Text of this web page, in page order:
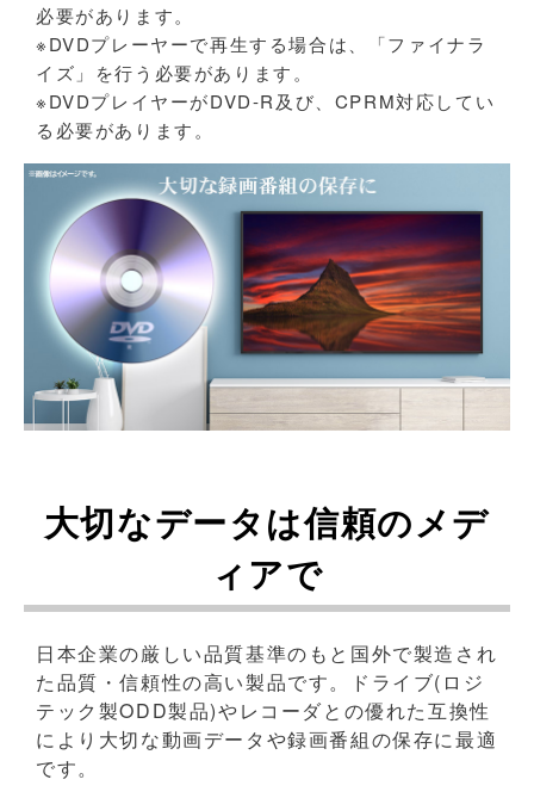
必要があります。
※DVDプレーヤーで再生する場合は、「ファイナラ
イズ」を行う必要があります。
※DVDプレイヤーがDVD-R及び、CPRM対応してい
る必要があります。
大切なデータは信頼のメデ
ィアで
日本企業の厳しい品質基準のもと国外で製造され
た品質・信頼性の高い製品です。ドライブ(ロジ
テック製ODD製品)やレコーダとの優れた互換性
により大切な動画データや録画番組の保存に最適
です。